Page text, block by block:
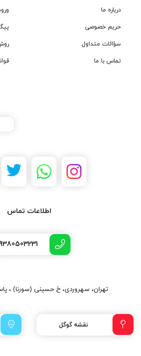
درباره ما
حریم خصوصی
سؤالات متداول
تماس با ما
اطلاعات تماس
تهران، سهروردی، خ حسینی (سورنا) ،
نقشه گوگل